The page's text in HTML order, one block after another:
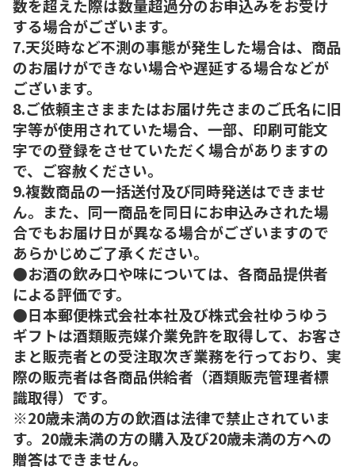
数を超えた際は数量超過分のお申込みをお受け
する場合がございます。
7.天災時など不測の事態が発生した場合は、商品
のお届けができない場合や遅延する場合などが
ございます。
8.ご依頼主さままたはお届け先さまのご氏名に旧
字等が使用されていた場合、一部、印刷可能文
字での登録をさせていただく場合がありますの
で、ご容赦ください。
9.複数商品の一括送付及び同時発送はできませ
ん。また、同一商品を同日にお申込みされた場
合でもお届け日が異なる場合がございますので
あらかじめご了承ください。
●お酒の飲み口や味については、各商品提供者
による評価です。
●日本郵便株式会社本社及び株式会社ゆうゆう
ギフトは酒類販売媒介業免許を取得して、お客さ
まと販売者との受注取次ぎ業務を行っており、実
際の販売者は各商品供給者（酒類販売管理者標
識取得）です。
※20歳未満の方の飲酒は法律で禁止されていま
す。20歳未満の方の購入及び20歳未満の方への
贈答はできません。